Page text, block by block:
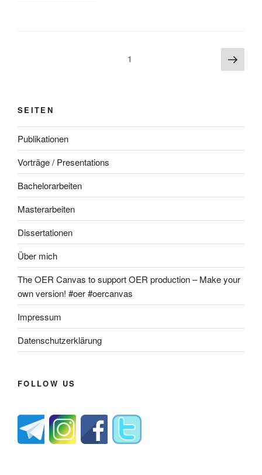
1
Seite
SEITEN
Publikationen
Vorträge / Presentations
Bachelorarbeiten
Masterarbeiten
Dissertationen
Über mich
The OER Canvas to support OER production – Make your
own version! #oer #oercanvas
Impressum
Datenschutzerklärung
FOLLOW US